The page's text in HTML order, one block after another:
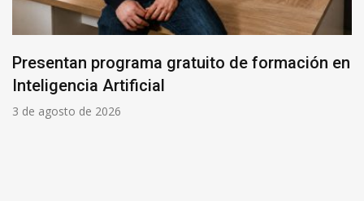
Presentan programa gratuito de formación en
Inteligencia Artificial
3 de agosto de 2026